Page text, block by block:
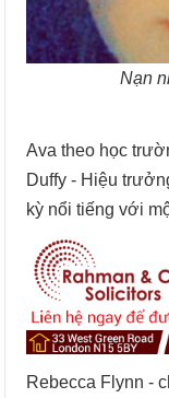
Nạn
Ava theo học
Duffy - Hiệu
kỳ nổi tiếng với
Rebecca Flynn -